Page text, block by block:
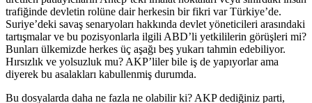
trafiğinde devletin rolüne dair herkesin bir fikri var Türkiye’de.
Suriye’deki savaş senaryoları hakkında devlet yöneticileri arasındaki
tartışmalar ve bu pozisyonlarla ilgili ABD’li yetkililerin görüşleri mi?
Bunları ülkemizde herkes üç aşağı beş yukarı tahmin edebiliyor.
Hırsızlık ve yolsuzluk mu? AKP’liler bile iş de yapıyorlar ama
diyerek bu asalakları kabullenmiş durumda.
Bu dosyalarda daha ne fazla ne olabilir ki? AKP dediğiniz parti,